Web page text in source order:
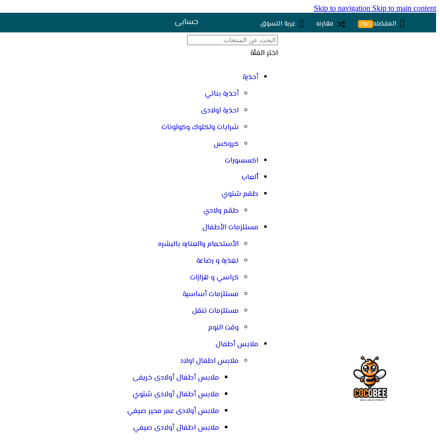
Skip to navigation Skip to main content
المفضله PRO مقارنه عربة التسوق حسابى
اختر الفئة
أحذية
أحذية بناتي
احذية اولادى
شرابات ولكلوك وكولونات
كروكس
اكسسورات
اْلعاب
طقم شتوي
طقم ولادي
مستلزمات الأطفال
الأستحمام والعنايه بالبشره
تغذية و رضاعة
كراسي و هزازات
مستلزمات أساسية
مستلزمات تنقل
وقت النوم
ملابس أطفال
ملابس اطفال اولاد
ملابس أطفال أولادى خريفى
ملابس أطفال أولادى شتوي
ملابس أولادى عمر محير صيفي
ملابس اطفال أولادى صيفي